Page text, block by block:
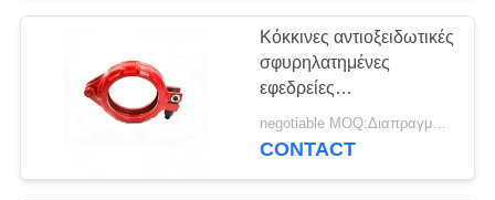
Κόκκινες αντιοξειδωτικές
σφυρηλατημένες
εφεδρείες
συγκεκριμένων αντλιών
σφιγκτηρών σωλήνων
CONTACT